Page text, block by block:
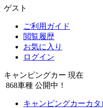
ゲスト
ご利用ガイド
閲覧履歴
お気に入り
ログイン
キャンピングカー 現在
868車種 公開中！
キャンピングカーカタ